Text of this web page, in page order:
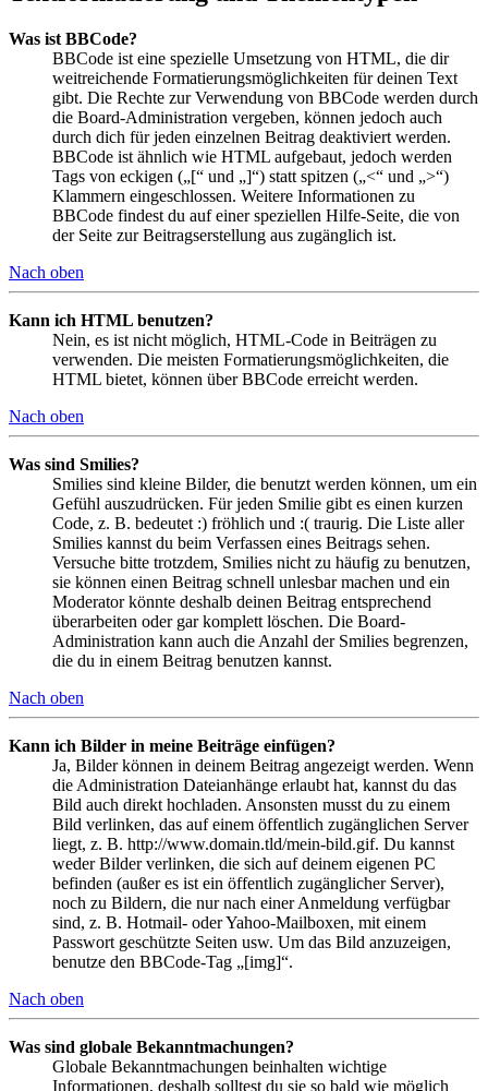
Was ist BBCode?
BBCode ist eine spezielle Umsetzung von HTML, die dir
weitreichende Formatierungsmöglichkeiten für deinen Text
gibt. Die Rechte zur Verwendung von BBCode werden durch
die Board-Administration vergeben, können jedoch auch
durch dich für jeden einzelnen Beitrag deaktiviert werden.
BBCode ist ähnlich wie HTML aufgebaut, jedoch werden
Tags von eckigen („[“ und „]“) statt spitzen („<“ und „>“)
Klammern eingeschlossen. Weitere Informationen zu
BBCode findest du auf einer speziellen Hilfe-Seite, die von
der Seite zur Beitragserstellung aus zugänglich ist.
Nach oben
Kann ich HTML benutzen?
Nein, es ist nicht möglich, HTML-Code in Beiträgen zu
verwenden. Die meisten Formatierungsmöglichkeiten, die
HTML bietet, können über BBCode erreicht werden.
Nach oben
Was sind Smilies?
Smilies sind kleine Bilder, die benutzt werden können, um ein
Gefühl auszudrücken. Für jeden Smilie gibt es einen kurzen
Code, z. B. bedeutet :) fröhlich und :( traurig. Die Liste aller
Smilies kannst du beim Verfassen eines Beitrags sehen.
Versuche bitte trotzdem, Smilies nicht zu häufig zu benutzen,
sie können einen Beitrag schnell unlesbar machen und ein
Moderator könnte deshalb deinen Beitrag entsprechend
überarbeiten oder gar komplett löschen. Die Board-
Administration kann auch die Anzahl der Smilies begrenzen,
die du in einem Beitrag benutzen kannst.
Nach oben
Kann ich Bilder in meine Beiträge einfügen?
Ja, Bilder können in deinem Beitrag angezeigt werden. Wenn
die Administration Dateianhänge erlaubt hat, kannst du das
Bild auch direkt hochladen. Ansonsten musst du zu einem
Bild verlinken, das auf einem öffentlich zugänglichen Server
liegt, z. B. http://www.domain.tld/mein-bild.gif. Du kannst
weder Bilder verlinken, die sich auf deinem eigenen PC
befinden (außer es ist ein öffentlich zugänglicher Server),
noch zu Bildern, die nur nach einer Anmeldung verfügbar
sind, z. B. Hotmail- oder Yahoo-Mailboxen, mit einem
Passwort geschützte Seiten usw. Um das Bild anzuzeigen,
benutze den BBCode-Tag „[img]“.
Nach oben
Was sind globale Bekanntmachungen?
Globale Bekanntmachungen beinhalten wichtige
Informationen, deshalb solltest du sie so bald wie möglich